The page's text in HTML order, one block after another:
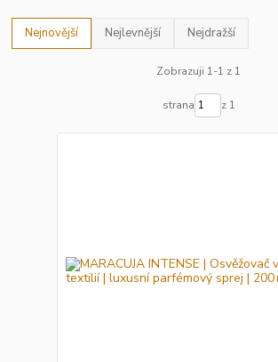
Nejnovější Nejlevnější Nejdražší
Zobrazuji 1-1 z 1
strana z 1